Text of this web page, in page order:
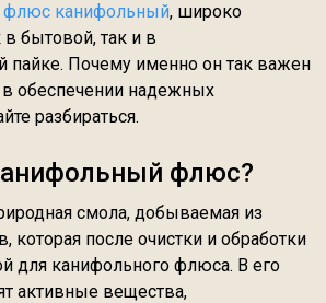
флюс канифольный, широко
бытовой, так и в
пайке. Почему именно он так важен
в обеспечении надежных
разбираться.
флюс?
смола, добываемая из
которая после очистки и обработки
для канифольного флюса. В его
активные вещества,